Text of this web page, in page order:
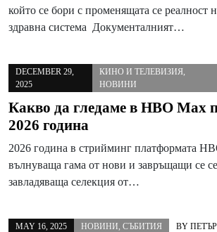
който се бори с променящата се реалност
здравна система Документалният…
DECEMBER 29,
2025
КИНО И ТЕЛЕВИЗИЯ,
НОВИНИ
Какво да гледаме в HBO Max
2026 година
2026 година в стрийминг платформата
вълнуваща гама от нови и завръщащи се
завладяваща селекция от…
MAY 16, 2025 НОВИНИ, СЪБИТИЯ BY